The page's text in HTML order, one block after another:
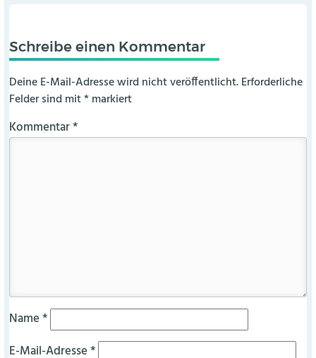
Schreibe einen Kommentar
Deine E-Mail-Adresse wird nicht veröffentlicht. Erforderliche
Felder sind mit*markiert
Kommentar*
Name*
E-Mail-Adresse*